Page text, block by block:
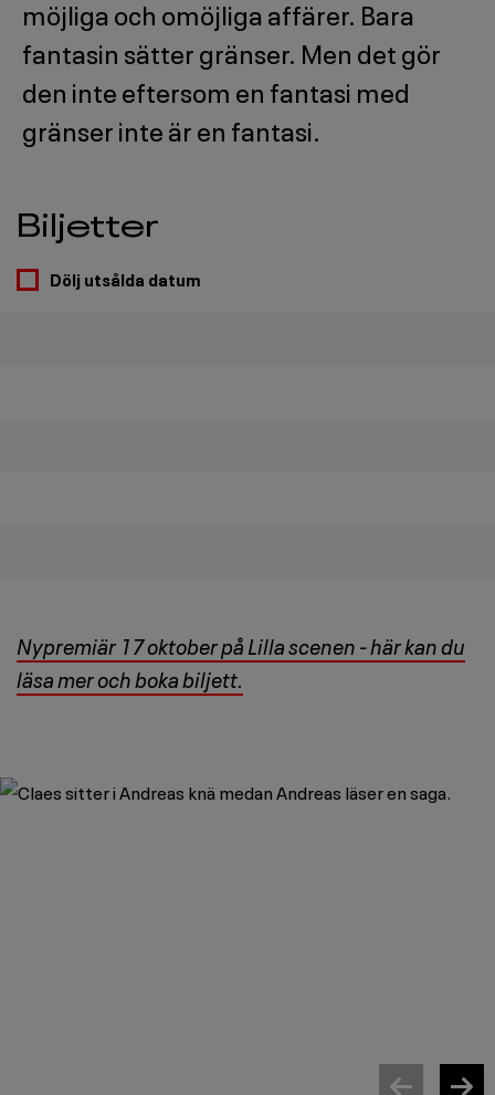
möjliga och omöjliga affärer. Bara
fantasin sätter gränser. Men det gör
den inte eftersom en fantasi med
gränser inte är en fantasi.
Biljetter
Dölj utsålda datum
Nypremiär 17 oktober på Lilla scenen - här kan du
läsa mer och boka biljett.
Image